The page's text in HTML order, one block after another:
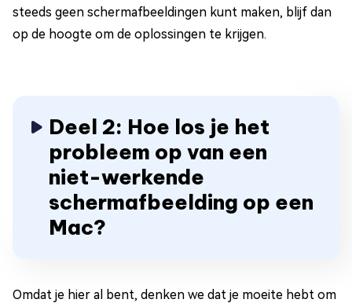
steeds geen schermafbeeldingen kunt maken, blijf dan
op de hoogte om de oplossingen te krijgen.
Deel 2: Hoe los je het
probleem op van een
niet-werkende
schermafbeelding op een
Mac?
Omdat je hier al bent, denken we dat je moeite hebt om